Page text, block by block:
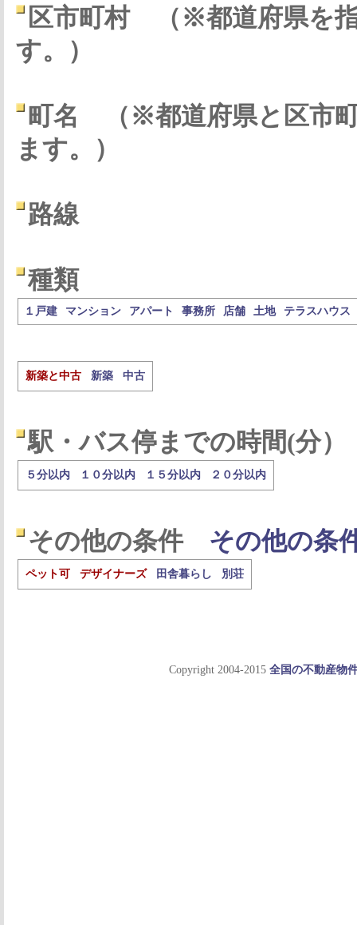
区市町村
（※都道府県を
す。）
町名
（※都道府県と区市
ます。）
路線
種類
１戸建 マンション アパート 事務所 店舗 土地 テラスハウス
新築と中古 新築 中古
駅・バス停までの時間(分）
５分以内 １０分以内 １５分以内 ２０分以内
その他の条件 その他の条
ペット可 デザイナーズ 田舎暮らし 別荘
Copyright 2004-2015 全国の不動産物